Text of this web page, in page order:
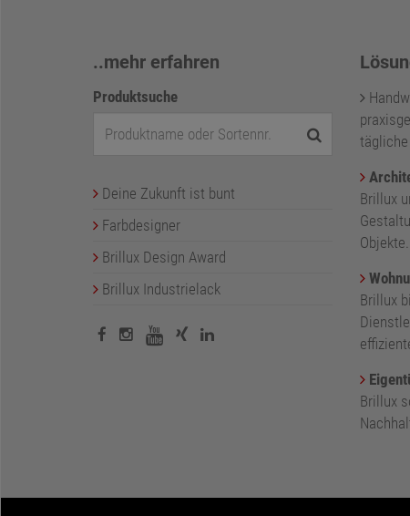
..mehr erfahren
Produktsuche
Deine Zukunft ist bunt
Farbdesigner
Brillux Design Award
Brillux Industrielack
Brillux
Objekte.
Brillux
Brillux